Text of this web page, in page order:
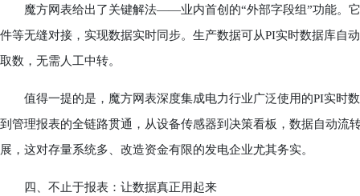
魔方网表给出了关键解法——业内首创的“外部字段组”功能。它
件等无缝对接，实现数据实时同步。生产数据可从PI实时数据库自
取数，无需人工中转。
值得一提的是，魔方网表深度集成电力行业广泛使用的PI实时
到管理报表的全链路贯通，从设备传感器到决策看板，数据自动流
展，这对存量系统多、改造资金有限的发电企业尤其务实。
四、不止于报表：让数据真正用起来